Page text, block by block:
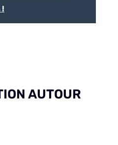
!
AUTOUR